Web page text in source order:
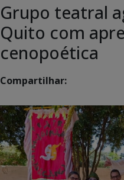
Grupo teatral
Quito com
cenopoética
Compartilhar: